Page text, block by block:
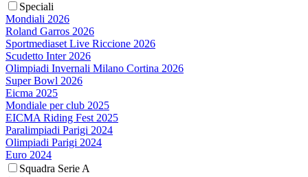
Speciali
Mondiali 2026
Roland Garros 2026
Sportmediaset Live Riccione 2026
Scudetto Inter 2026
Olimpiadi Invernali Milano Cortina 2026
Super Bowl 2026
Eicma 2025
Mondiale per club 2025
EICMA Riding Fest 2025
Paralimpiadi Parigi 2024
Olimpiadi Parigi 2024
Euro 2024
Squadra Serie A